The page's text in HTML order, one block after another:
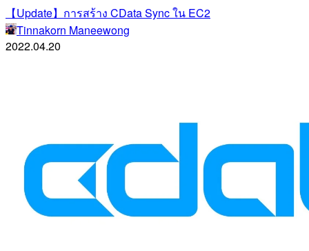
【Update】การสร้าง CData Sync ใน EC2
Tinnakorn Maneewong
2022.04.20